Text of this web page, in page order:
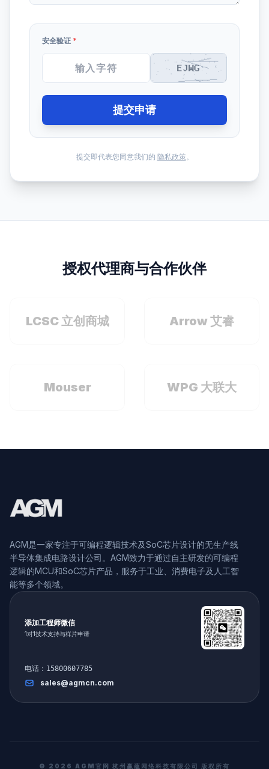
安全验证 *
提交申请
提交即代表您同意我们的 隐私政策。
授权代理商与合作伙伴
LCSC 立创商城 Arrow 艾睿
Mouser WPG 大联大
AGM是一家专注于可编程逻辑技术及SoC芯片设计的无生产线
半导体集成电路设计公司。AGM致力于通过自主研发的可编程
逻辑的MCU和SoC芯片产品，服务于工业、消费电子及人工智
能等多个领域。
添加工程师微信
1对1技术支持与样片申请
电话：15800607785
sales@agmcn.com
© 2026 AGM官网 杭州赢蕴网络科技有限公司 版权所有